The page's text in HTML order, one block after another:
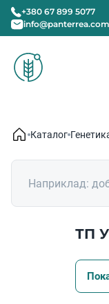
+380 67 899 5077
info@panterrea.com
Каталог
ТП